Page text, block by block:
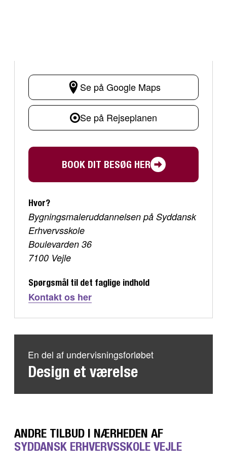
Se på Google Maps
Se på Rejseplanen
BOOK DIT BESØG HER
Hvor?
Bygningsmaleruddannelsen på Syddansk
Erhvervsskole
Boulevarden 36
7100 Vejle
Spørgsmål til det faglige indhold
Kontakt os her
En del af undervisningsforløbet
Design et værelse
ANDRE TILBUD I NÆRHEDEN AF
SYDDANSK ERHVERVSSKOLE VEJLE